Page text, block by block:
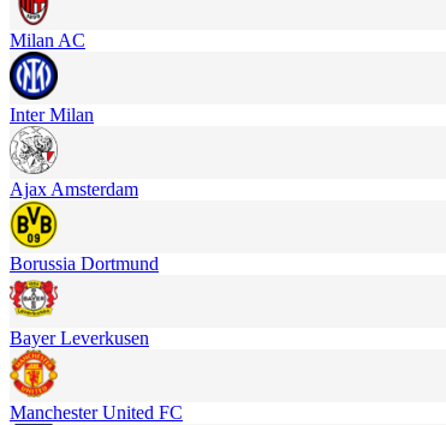
Milan AC
Inter Milan
Ajax Amsterdam
Borussia Dortmund
Bayer Leverkusen
Manchester United FC